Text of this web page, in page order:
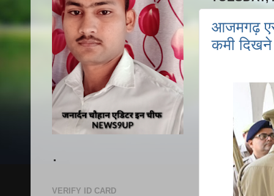
आजमगढ़
कमी दिखने
.
VERIFY ID CARD